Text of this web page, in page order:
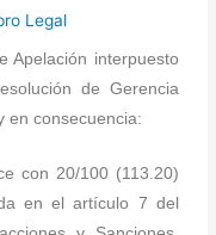
Legal
Apelación interpuesto
de Gerencia
en consecuencia:
con 20/100 (113.20)
en el artículo 7 del